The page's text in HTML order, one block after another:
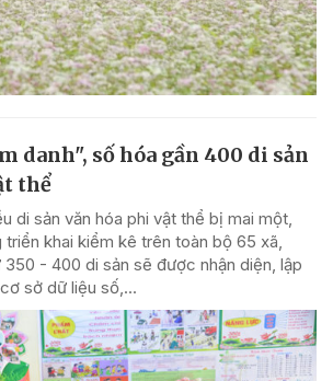
danh", số hóa gần 400 di sản
thể
di sản văn hóa phi vật thể bị mai một,
triển khai kiểm kê trên toàn bộ 65 xã,
- 400 di sản sẽ được nhận diện, lập
sở dữ liệu số,...